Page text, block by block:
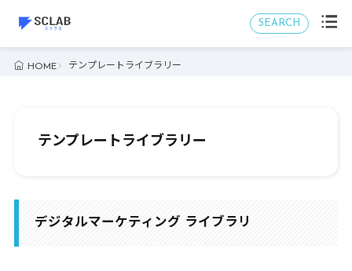
SEARCH
HOME テンプレートライブラリー
テンプレートライブラリー
デジタルマーケティング ライブラリ